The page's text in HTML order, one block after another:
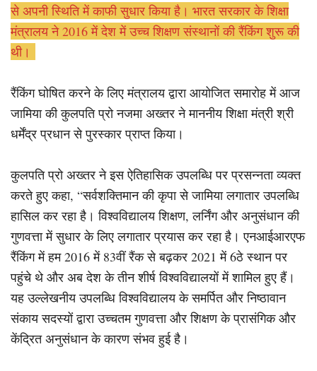
से अपनी स्थिति में काफी सुधार किया है। भारत सरकार के शिक्षा
मंत्रालय ने 2016 में देश में उच्च शिक्षण संस्थानों की रैंकिंग शुरू की
थी।
रैंकिंग घोषित करने के लिए मंत्रालय द्वारा आयोजित समारोह में आज
जामिया की कुलपति प्रो नजमा अख्तर ने माननीय शिक्षा मंत्री श्री
धर्मेंद्र प्रधान से पुरस्कार प्राप्त किया।
कुलपति प्रो अख्तर ने इस ऐतिहासिक उपलब्धि पर प्रसन्नता व्यक्त
करते हुए कहा, “सर्वशक्तिमान की कृपा से जामिया लगातार उपलब्धि
हासिल कर रहा है। विश्वविद्यालय शिक्षण, लर्निंग और अनुसंधान की
गुणवत्ता में सुधार के लिए लगातार प्रयास कर रहा है। एनआईआरएफ
रैंकिंग में हम 2016 में 83वीं रैंक से बढ़कर 2021 में 6ठे स्थान पर
पहुंचे थे और अब देश के तीन शीर्ष विश्वविद्यालयों में शामिल हुए हैं।
यह उल्लेखनीय उपलब्धि विश्वविद्यालय के समर्पित और निष्ठावान
संकाय सदस्यों द्वारा उच्चतम गुणवत्ता और शिक्षण के प्रासंगिक और
केंद्रित अनुसंधान के कारण संभव हुई है।